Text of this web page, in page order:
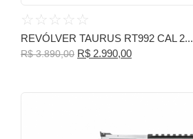
☆ ☆ ☆ ☆ ☆
REVÓLVER TAURUS RT992 CAL 2...
R$3.890,00 R$ 2.990,00